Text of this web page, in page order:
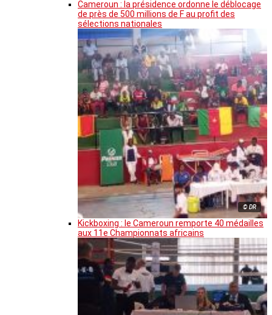
Cameroun : la présidence ordonne le déblocage
de près de 500 millions de F au profit des
sélections nationales
© DR
Kickboxing : le Cameroun remporte 40 médailles
aux 11e Championnats africains